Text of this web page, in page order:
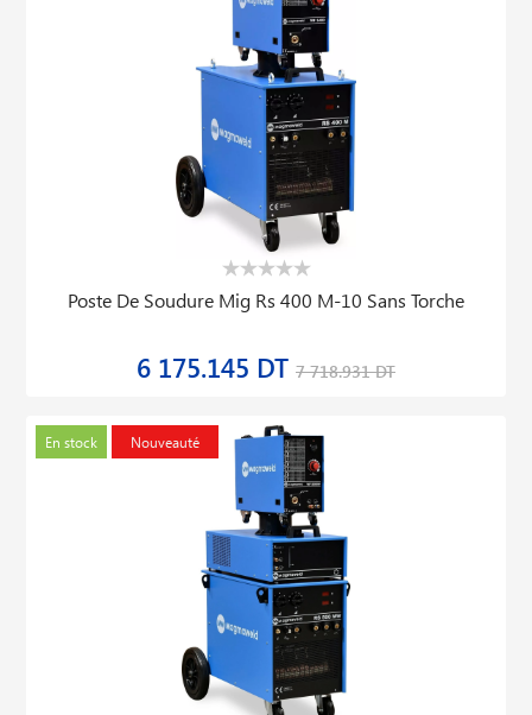
Poste De Soudure Mig Rs 400 M-10 Sans Torche
6 175.145 DT 7 718.931 DT
En stock Nouveauté